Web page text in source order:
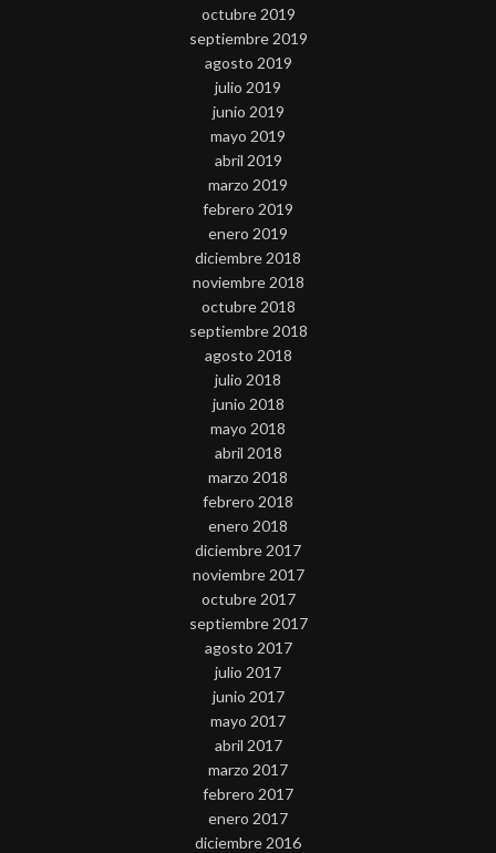
octubre 2019
septiembre 2019
agosto 2019
julio 2019
junio 2019
mayo 2019
abril 2019
marzo 2019
febrero 2019
enero 2019
diciembre 2018
noviembre 2018
octubre 2018
septiembre 2018
agosto 2018
julio 2018
junio 2018
mayo 2018
abril 2018
marzo 2018
febrero 2018
enero 2018
diciembre 2017
noviembre 2017
octubre 2017
septiembre 2017
agosto 2017
julio 2017
junio 2017
mayo 2017
abril 2017
marzo 2017
febrero 2017
enero 2017
diciembre 2016